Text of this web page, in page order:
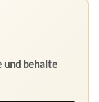
und behalte